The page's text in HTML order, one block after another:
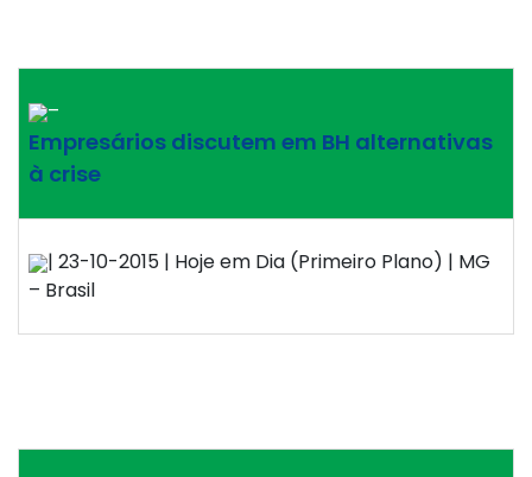
–
Empresários discutem em BH alternativas
à crise
| 23-10-2015 | Hoje em Dia (Primeiro Plano) | MG
– Brasil